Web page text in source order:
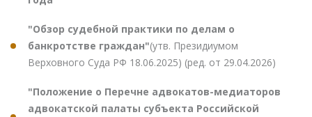
"Обзор судебной практики по делам о
банкротстве граждан"(утв. Президиумом
Верховного Суда РФ 18.06.2025) (ред. от 29.04.2026)
"Положение о Перечне адвокатов-медиаторов
адвокатской палаты субъекта Российской